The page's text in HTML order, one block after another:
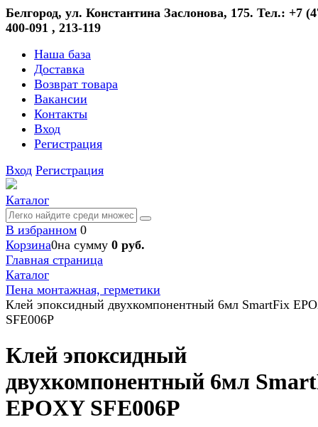
Белгород, ул. Константина Заслонова, 175. Тел.: +7
400-091 , 213-119
Наша база
Доставка
Возврат товара
Вакансии
Контакты
Вход
Регистрация
Вход Регистрация
Каталог
В избранном 0
Корзина0на сумму 0 руб.
Главная страница
Каталог
Пена монтажная, герметики
Клей эпоксидный двухкомпонентный 6мл SmartFix
SFE006P
Клей эпоксидный
двухкомпонентный 6мл
EPOXY SFE006P